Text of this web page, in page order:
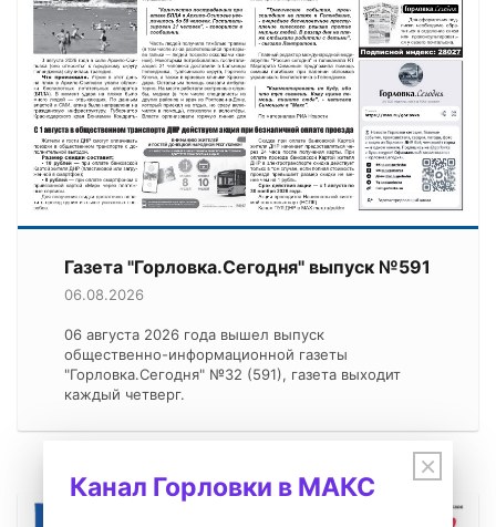
Газета "Горловка.Сегодня" выпуск №591
06.08.2026
06 августа 2026 года вышел выпуск
общественно-информационной газеты
"Горловка.Сегодня" №32 (591), газета выходит
каждый четверг.
×
Канал Горловки в МАКС